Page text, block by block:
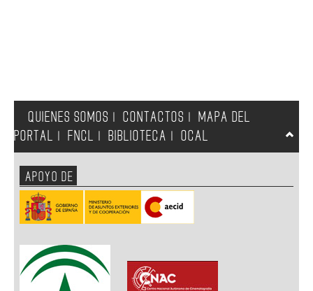
QUIENES SOMOS CONTACTOS
MAPA DEL
PORTAL
FNCL BIBLIOTECA OCAL
APOYO DE